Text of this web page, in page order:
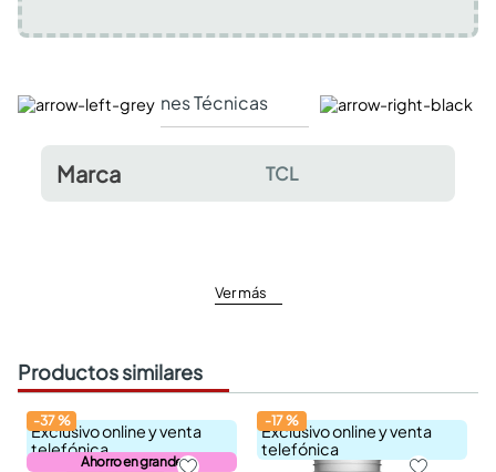
Especificaciones Técnicas Comentarios y
Marca TCL
Ver más
Productos similares
Exclusivo online y venta
telefónica
Ahorro en grande
-37%
Exclusivo online y venta
telefónica
-17%